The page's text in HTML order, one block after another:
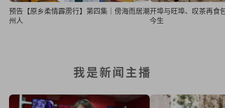
预告【原乡柔情霹雳行】第四集｜傍海而居潮
州人
开埠与旺埠、叹茶再食
今生
我是新闻主播